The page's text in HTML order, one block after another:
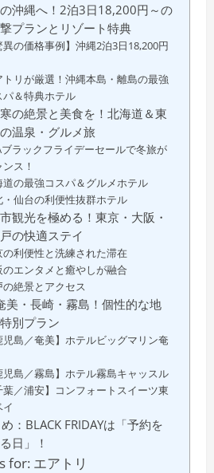
沖縄へ！2泊3日18,200円～の
プランとリゾート特典
異の価格事例】沖縄2泊3日18,200円
トリが厳選！沖縄本島・離島の最強
パ＆特典ホテル
の絶景と美食を！北海道＆東
温泉・グルメ旅
ブラックフライデーセールで冬旅が
ス！
道の最強コスパ＆グルメホテル
・仙台の利便性抜群ホテル
観光を極める！東京・大阪・
の快適ステイ
の利便性と洗練された滞在
のエンタメと癒やしが融合
の絶景とアクセス
・長崎・霧島！個性的な地
別プラン
児島／奄美】ホテルビッグマリン奄
児島／霧島】ホテル霧島キャッスル
葉／浦安】コンフォートスイーツ東
：BLACK FRIDAYは「予約を
日」！
for: エアトリ